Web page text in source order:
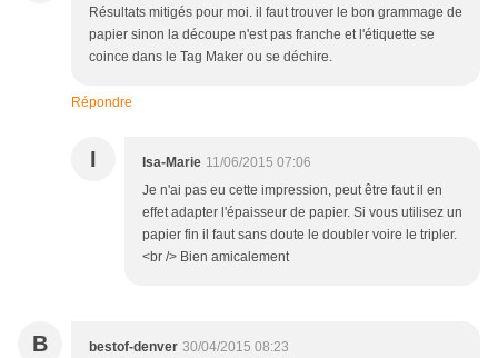
Résultats mitigés pour moi. il faut trouver le bon grammage de
papier sinon la découpe n'est pas franche et l'étiquette se
coince dans le Tag Maker ou se déchire.
Répondre
I Isa-Marie 11/06/2015 07:06
Je n'ai pas eu cette impression, peut être faut il en
effet adapter l'épaisseur de papier. Si vous utilisez un
papier fin il faut sans doute le doubler voire le tripler.
<br /> Bien amicalement
B bestof-denver 30/04/2015 08:23